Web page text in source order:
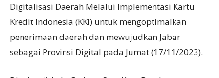
Digitalisasi Daerah Melalui Implementasi Kartu
Kredit Indonesia (KKI) untuk mengoptimalkan
penerimaan daerah dan mewujudkan Jabar
sebagai Provinsi Digital pada Jumat (17/11/2023).